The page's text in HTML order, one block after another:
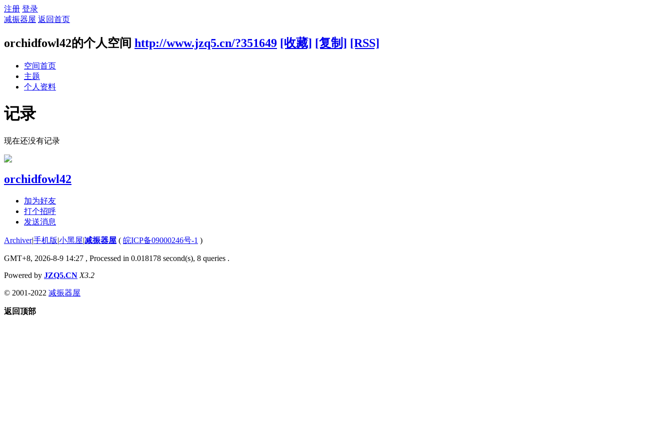
注册 登录
减振器屋 返回首页
orchidfowl42的个人空间 http://www.jzq5.cn/?351649 [收藏] [复制] [RSS]
空间首页
主题
个人资料
记录
现在还没有记录
orchidfowl42
加为好友
打个招呼
发送消息
Archiver|手机版|小黑屋|减振器屋 ( 皖ICP备09000246号-1 )
GMT+8, 2026-8-9 14:27 , Processed in 0.018178 second(s), 8 queries .
Powered by JZQ5.CN X3.2
© 2001-2022 减振器屋
返回顶部